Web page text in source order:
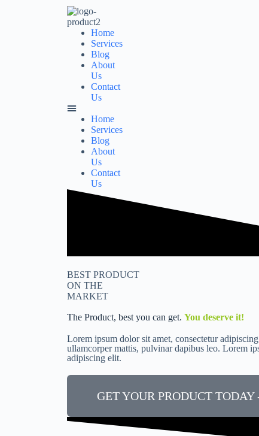
Home
Services
Blog
About
Us
Contact
Us
Home
Services
Blog
About
Us
Contact
Us
BEST PRODUCT
ON THE
MARKET
The Product, best you can get. You deserve it!
Lorem ipsum dolor sit amet, consectetur
ullamcorper mattis, pulvinar dapibus leo. Lorem
adipiscing elit.
GET YOUR PRODUCT TODAY